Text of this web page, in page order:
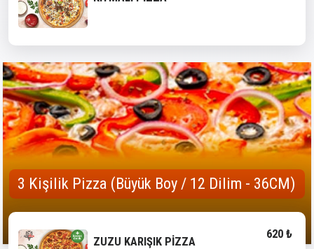
3 Kişilik Pizza (Büyük Boy / 12 Dilim - 36CM)
ZUZU KARIŞIK PİZZA
620 ₺